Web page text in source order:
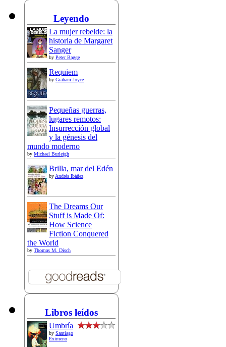
Leyendo
La mujer rebelde: la
historia de Margaret
Sanger
by Peter Bagge
Requiem
by Graham Joyce
Pequeñas guerras,
lugares remotos:
Insurrección global
y la génesis del
mundo moderno
by Michael Burleigh
Brilla, mar del Edén
by Andrés Ibáñez
The Dreams Our
Stuff is Made Of:
How Science
Fiction Conquered
the World
by Thomas M. Disch
Libros leídos
Umbría
by Santiago
Eximeno